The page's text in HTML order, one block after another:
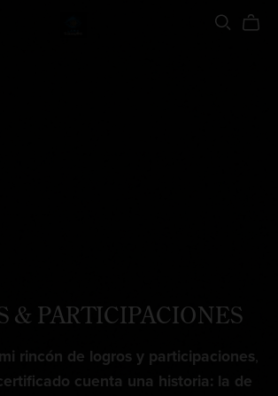
& PARTICIPACIONES
rincón de logros y participaciones,
cuenta una historia: la de